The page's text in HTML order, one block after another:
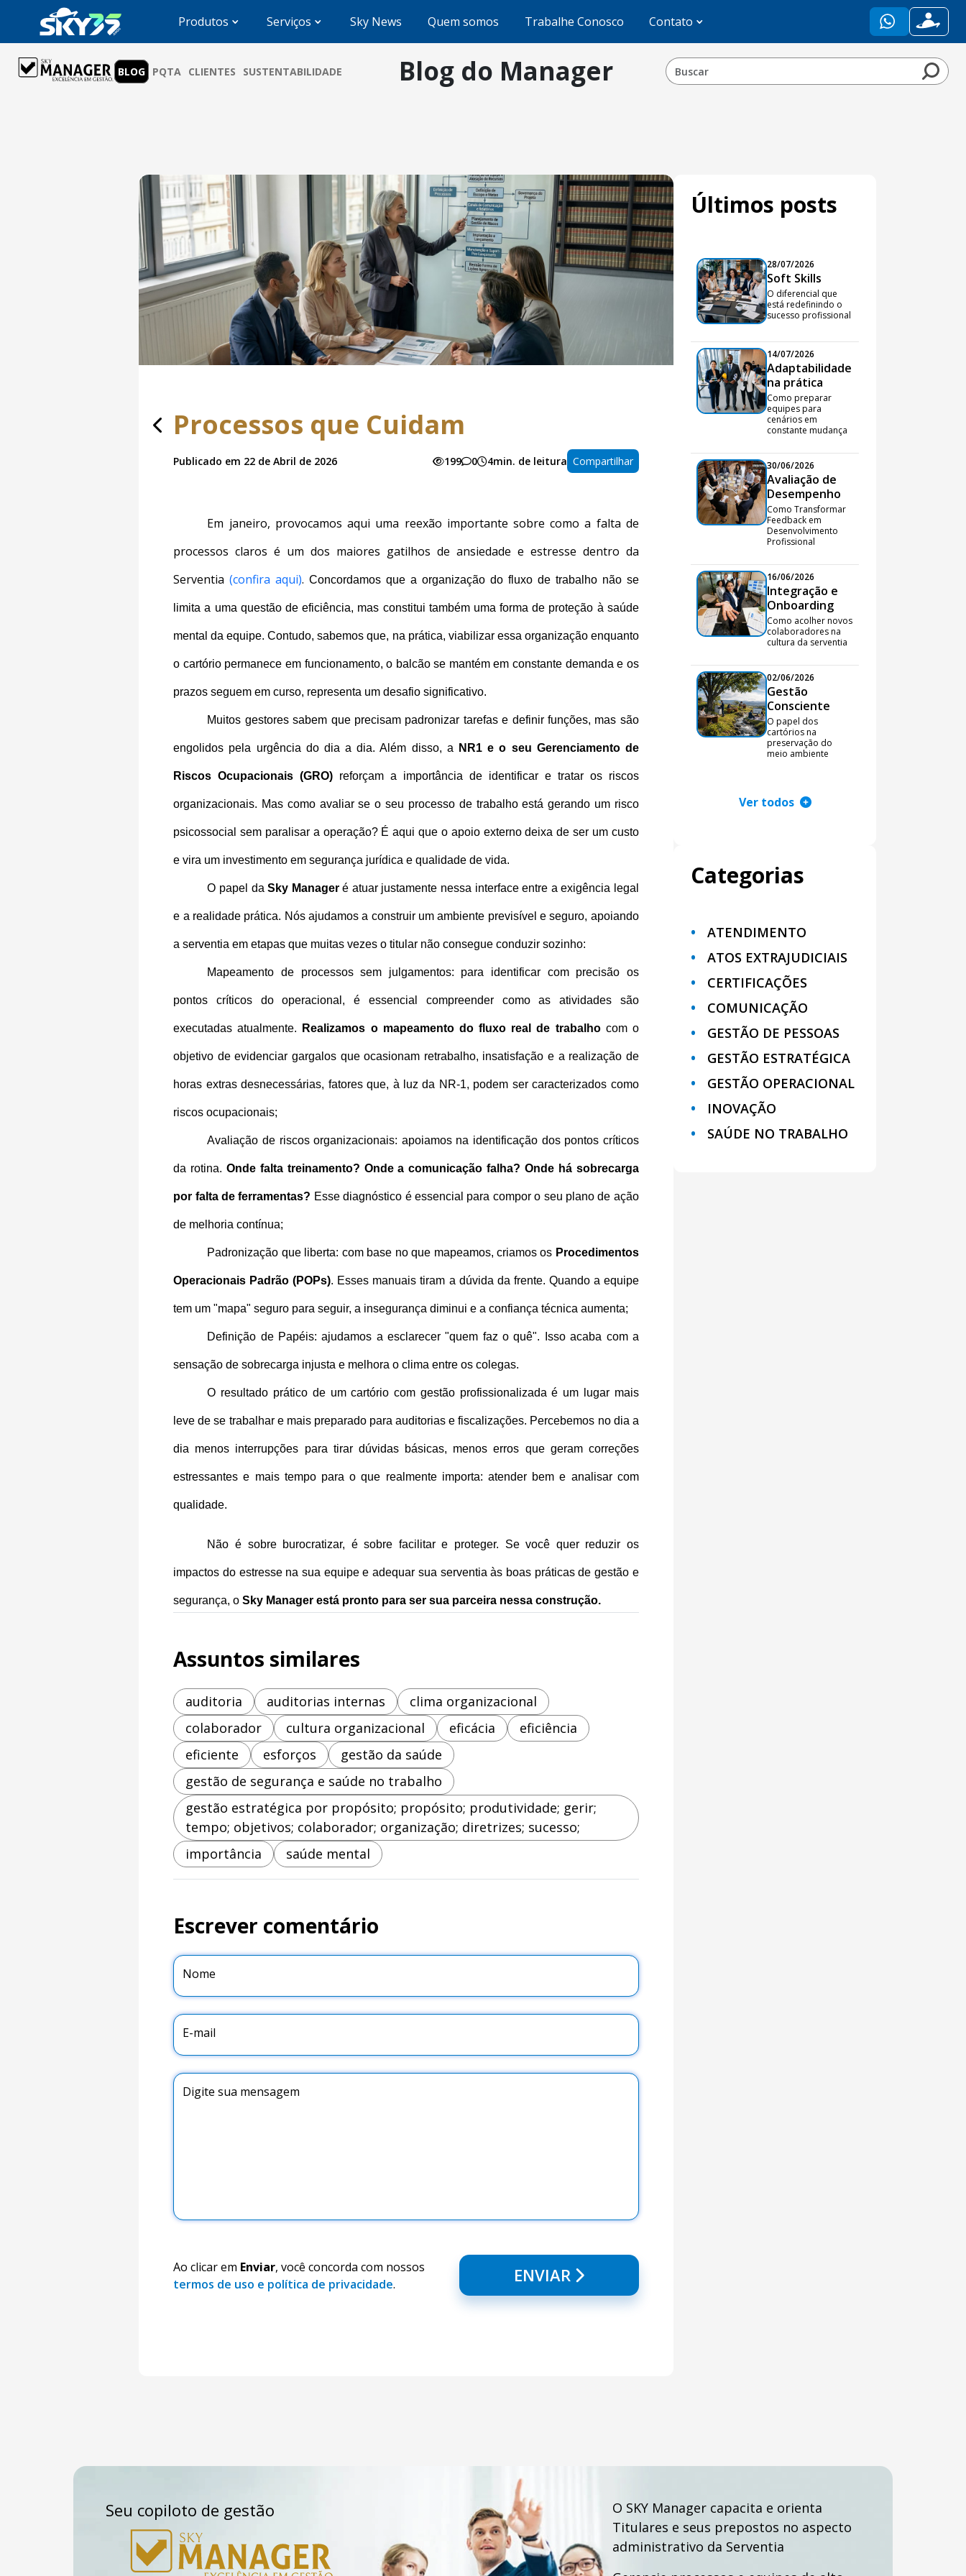
Produtos Serviços Sky News Quem somos Trabalhe Conosco Contato
BLOG PQTA CLIENTES SUSTENTABILIDADE Blog do Manager
Processos que Cuidam
Publicado em 22 de Abril de 2026 199 0 4min. de leitura Compartilhar
Em janeiro, provocamos aqui uma reflexão importante sobre como a falta de
processos claros é um dos maiores gatilhos de ansiedade e estresse dentro da
Serventia(confira aqui).Concordamos que a organização do fluxo de trabalho não se
limita a uma questão de eficiência, mas constitui também uma forma de proteção à saúde
mental da equipe. Contudo, sabemos que, na prática, viabilizar essa organização enquanto
o cartório permanece em funcionamento, o balcão se mantém em constante demanda e os
prazos seguem em curso, representa um desafio significativo.
Muitos gestores sabem que precisam padronizar tarefas e definir funções, mas são
engolidos pela urgência do dia a dia. Além disso, a NR1 e o seu Gerenciamento de
Riscos Ocupacionais (GRO) reforçam a importância de identificar e tratar os riscos
organizacionais. Mas como avaliar se o seu processo de trabalho está gerando um risco
psicossocial sem paralisar a operação? É aqui que o apoio externo deixa de ser um custo
e vira um investimento em segurança jurídica e qualidade de vida.
O papel da Sky Manager é atuar justamente nessa interface entre a exigência legal
e a realidade prática. Nós ajudamos a construir um ambiente previsível e seguro, apoiando
a serventia em etapas que muitas vezes o titular não consegue conduzir sozinho:
Mapeamento de processos sem julgamentos: para identificar com precisão os
pontos críticos do operacional, é essencial compreender como as atividades são
executadas atualmente. Realizamos o mapeamento do fluxo real de trabalho com o
objetivo de evidenciar gargalos que ocasionam retrabalho, insatisfação e a realização de
horas extras desnecessárias, fatores que, à luz da NR-1, podem ser caracterizados como
riscos ocupacionais;
Avaliação de riscos organizacionais: apoiamos na identificação dos pontos críticos
da rotina. Onde falta treinamento? Onde a comunicação falha? Onde há sobrecarga
por falta de ferramentas? Esse diagnóstico é essencial para compor o seu plano de ação
de melhoria contínua;
Padronização que liberta: com base no que mapeamos, criamos os Procedimentos
Operacionais Padrão (POPs). Esses manuais tiram a dúvida da frente. Quando a equipe
tem um "mapa" seguro para seguir, a insegurança diminui e a confiança técnica aumenta;
Definição de Papéis: ajudamos a esclarecer "quem faz o quê". Isso acaba com a
sensação de sobrecarga injusta e melhora o clima entre os colegas.
O resultado prático de um cartório com gestão profissionalizada é um lugar mais
leve de se trabalhar e mais preparado para auditorias e fiscalizações. Percebemos no dia a
dia menos interrupções para tirar dúvidas básicas, menos erros que geram correções
estressantes e mais tempo para o que realmente importa: atender bem e analisar com
qualidade.
Não é sobre burocratizar, é sobre facilitar e proteger. Se você quer reduzir os
impactos do estresse na sua equipe e adequar sua serventia às boas práticas de gestão e
segurança, o Sky Manager está pronto para ser sua parceira nessa construção.
Assuntos similares
auditoria auditorias internas
clima organizacional
colaborador
cultura organizacional eficácia
eficiência
eficiente
esforços
gestão da saúde
gestão de segurança e saúde no trabalho
gestão estratégica por propósito; propósito; produtividade; gerir;
tempo; objetivos; colaborador; organização; diretrizes; sucesso;
importância
saúde mental
Escrever comentário
Nome
E-mail
Digite sua mensagem
Ao clicar em Enviar, você concorda com nossos
termos de uso e política de privacidade. ENVIAR
Últimos posts
28/07/2026
Soft Skills
O diferencial que
está redefinindo o
sucesso profissional
14/07/2026
Adaptabilidade
na prática
Como preparar
equipes para
cenários em
constante mudança
30/06/2026
Avaliação de
Desempenho
Como Transformar
Feedback em
Desenvolvimento
Profissional
16/06/2026
Integração e
Onboarding
Como acolher novos
colaboradores na
cultura da serventia
02/06/2026
Gestão
Consciente
O papel dos
cartórios na
preservação do
meio ambiente
Ver todos
Categorias
ATENDIMENTO
ATOS EXTRAJUDICIAIS
CERTIFICAÇÕES
COMUNICAÇÃO
GESTÃO DE PESSOAS
GESTÃO ESTRATÉGICA
GESTÃO OPERACIONAL
INOVAÇÃO
SAÚDE NO TRABALHO
Seu copiloto de gestão
O SKY Manager capacita e orienta
Titulares e seus prepostos no aspecto
administrativo da Serventia